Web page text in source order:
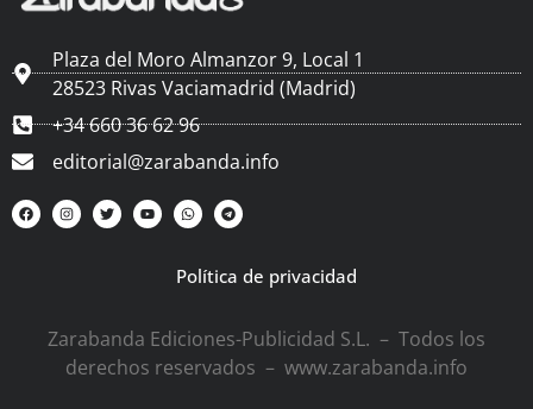
Plaza del Moro Almanzor 9, Local 1
28523 Rivas Vaciamadrid (Madrid)
+34 660 36 62 96
editorial@zarabanda.info
Política de privacidad
Zarabanda Ediciones-Publicidad S.L. – Todos los
derechos reservados – www.zarabanda.info